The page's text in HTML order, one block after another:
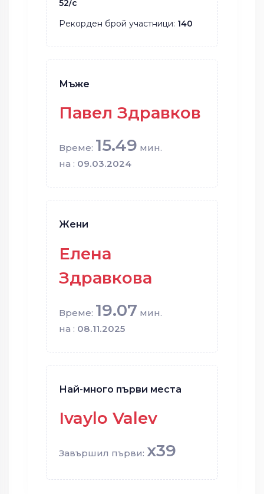
52/с
Рекорден брой участници: 140
Мъже
Павел Здравков
Време: 15.49 мин.
на : 09.03.2024
Жени
Елена
Здравкова
Време: 19.07 мин.
на : 08.11.2025
Най-много първи места
Ivaylo Valev
Завършил първи: x39